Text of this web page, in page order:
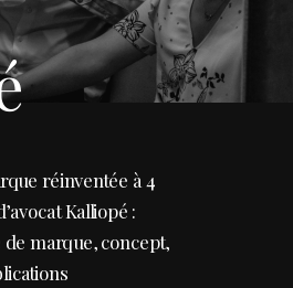
réinventée à 4
Kalliopé :
marque, concept,